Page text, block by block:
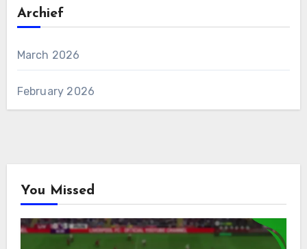
Archief
March 2026
February 2026
You Missed